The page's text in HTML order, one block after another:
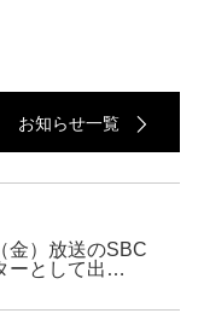
お知らせ一覧
金）放送のSBC
ーとして出…